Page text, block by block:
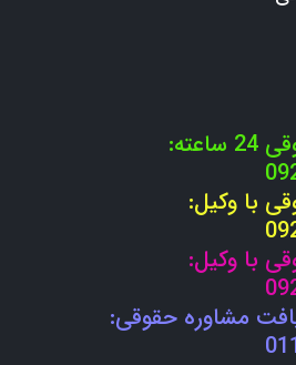
با وکیل:
با وکیل:
مشاوره حقوقی: